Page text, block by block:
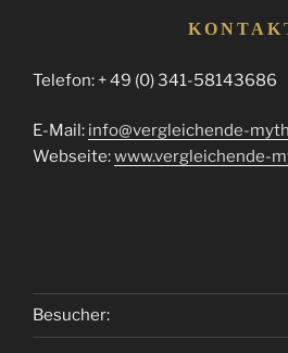
Telefon: + 49 (0) 341-58143686
E-Mail: info@vergleichende-
Webseite:www.vergleichende-
Besucher: